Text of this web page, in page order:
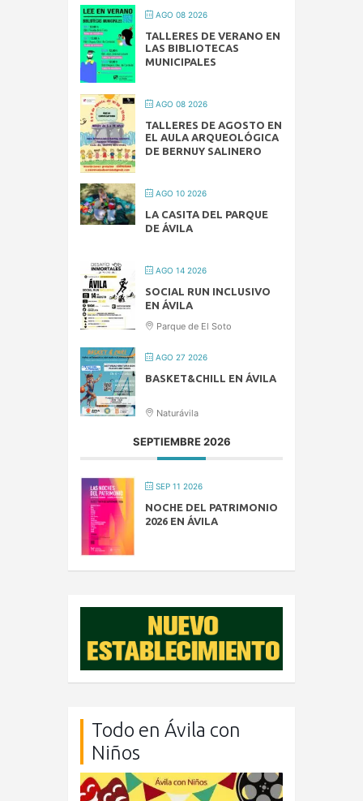
AGO 08 2026
TALLERES DE VERANO EN
LAS BIBLIOTECAS
MUNICIPALES
AGO 08 2026
TALLERES DE AGOSTO EN
EL AULA ARQUEOLÓGICA
DE BERNUY SALINERO
AGO 10 2026
LA CASITA DEL PARQUE
DE ÁVILA
AGO 14 2026
SOCIAL RUN INCLUSIVO
EN ÁVILA
Parque de El Soto
AGO 27 2026
BASKET&CHILL EN ÁVILA
Naturávila
SEPTIEMBRE 2026
SEP 11 2026
NOCHE DEL PATRIMONIO
2026 EN ÁVILA
Todo en Ávila con
Niños